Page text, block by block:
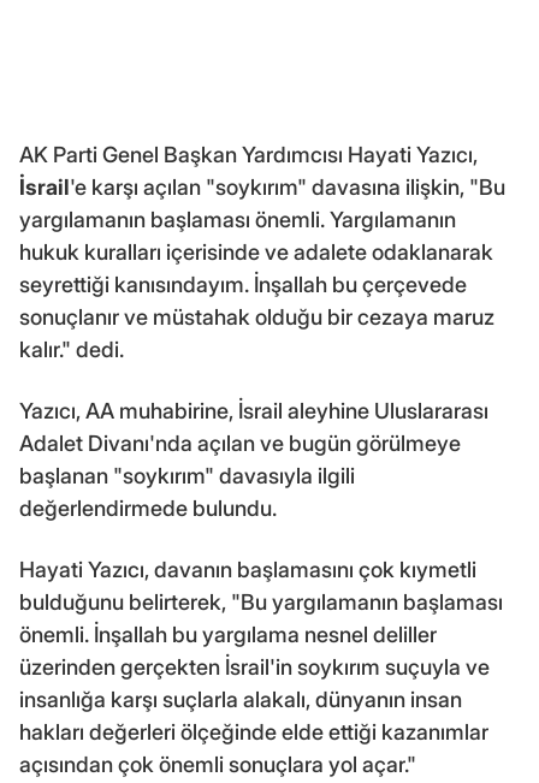
AK Parti Genel Başkan Yardımcısı Hayati Yazıcı,
İsrail'e karşı açılan "soykırım" davasına ilişkin, "Bu
yargılamanın başlaması önemli. Yargılamanın
hukuk kuralları içerisinde ve adalete odaklanarak
seyrettiği kanısındayım. İnşallah bu çerçevede
sonuçlanır ve müstahak olduğu bir cezaya maruz
kalır." dedi.
Yazıcı, AA muhabirine, İsrail aleyhine Uluslararası
Adalet Divanı'nda açılan ve bugün görülmeye
başlanan "soykırım" davasıyla ilgili
değerlendirmede bulundu.
Hayati Yazıcı, davanın başlamasını çok kıymetli
bulduğunu belirterek, "Bu yargılamanın başlaması
önemli. İnşallah bu yargılama nesnel deliller
üzerinden gerçekten İsrail'in soykırım suçuyla ve
insanlığa karşı suçlarla alakalı, dünyanın insan
hakları değerleri ölçeğinde elde ettiği kazanımlar
açısından çok önemli sonuçlara yol açar."